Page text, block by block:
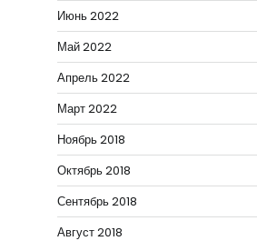
Июнь 2022
Май 2022
Апрель 2022
Март 2022
Ноябрь 2018
Октябрь 2018
Сентябрь 2018
Август 2018